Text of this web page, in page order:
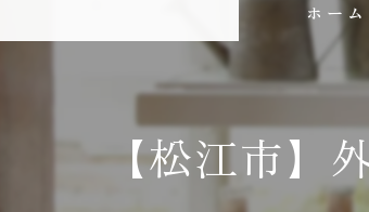
ホーム
【松江市】